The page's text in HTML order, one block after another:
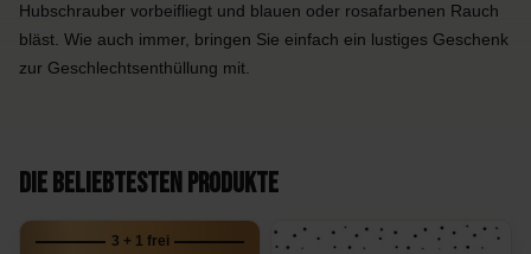
Hubschrauber vorbeifliegt und blauen oder rosafarbenen Rauch
bläst. Wie auch immer, bringen Sie einfach ein lustiges Geschenk
zur Geschlechtsenthüllung mit.
Die beliebtesten Produkte
3 + 1 frei